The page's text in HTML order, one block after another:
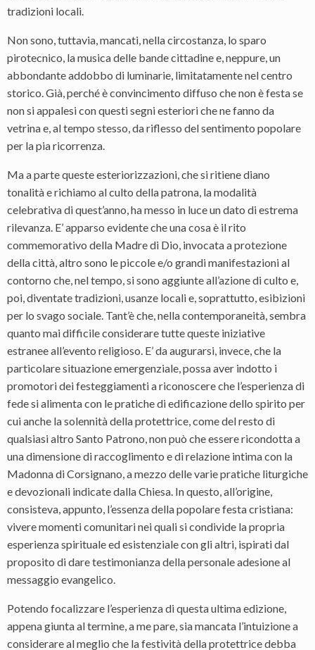
tradizioni locali.
Non sono, tuttavia, mancati, nella circostanza, lo sparo
pirotecnico, la musica delle bande cittadine e, neppure, un
abbondante addobbo di luminarie, limitatamente nel centro
storico. Già, perché è convincimento diffuso che non è festa se
non si appalesi con questi segni esteriori che ne fanno da
vetrina e, al tempo stesso, da riflesso del sentimento popolare
per la pia ricorrenza.
Ma a parte queste esteriorizzazioni, che si ritiene diano
tonalità e richiamo al culto della patrona, la modalità
celebrativa di quest’anno, ha messo in luce un dato di estrema
rilevanza. E’ apparso evidente che una cosa è il rito
commemorativo della Madre di Dio, invocata a protezione
della città, altro sono le piccole e/o grandi manifestazioni al
contorno che, nel tempo, si sono aggiunte all’azione di culto e,
poi, diventate tradizioni, usanze locali e, soprattutto, esibizioni
per lo svago sociale. Tant’è che, nella contemporaneità, sembra
quanto mai difficile considerare tutte queste iniziative
estranee all’evento religioso. E’ da augurarsi, invece, che la
particolare situazione emergenziale, possa aver indotto i
promotori dei festeggiamenti a riconoscere che l’esperienza di
fede si alimenta con le pratiche di edificazione dello spirito per
cui anche la solennità della protettrice, come del resto di
qualsiasi altro Santo Patrono, non può che essere ricondotta a
una dimensione di raccoglimento e di relazione intima con la
Madonna di Corsignano, a mezzo delle varie pratiche liturgiche
e devozionali indicate dalla Chiesa. In questo, all’origine,
consisteva, appunto, l’essenza della popolare festa cristiana:
vivere momenti comunitari nei quali si condivide la propria
esperienza spirituale ed esistenziale con gli altri, ispirati dal
proposito di dare testimonianza della personale adesione al
messaggio evangelico.
Potendo focalizzare l’esperienza di questa ultima edizione,
appena giunta al termine, a me pare, sia mancata l’intuizione a
considerare al meglio che la festività della protettrice debba